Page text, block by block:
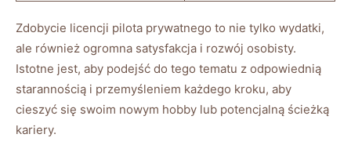
Zdobycie licencji pilota ⁣prywatnego to nie ⁤tylko wydatki,
ale również⁤ ogromna satysfakcja i rozwój osobisty.
Istotne jest, ‍aby podejść do tego⁣ tematu z ⁤odpowiednią
⁣starannością ‌i przemyśleniem każdego kroku, aby
cieszyć się swoim ‍nowym​ hobby lub potencjalną ⁢ścieżką
kariery.